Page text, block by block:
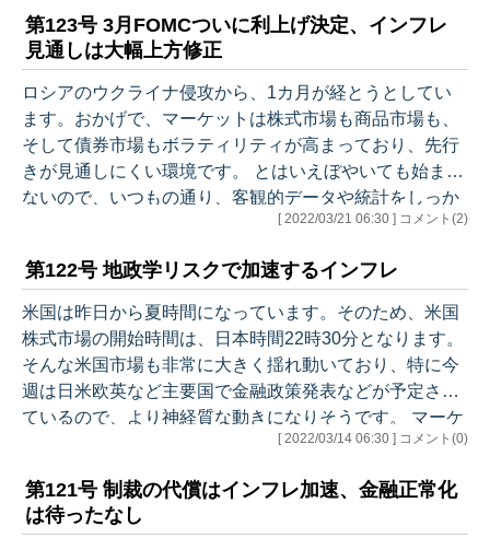
第123号 3月FOMCついに利上げ決定、インフレ
見通しは大幅上方修正
ロシアのウクライナ侵攻から、1カ月が経とうとしてい
ます。おかげで、マーケットは株式市場も商品市場も、
そして債券市場もボラティリティが高まっており、先行
きが見通しにくい環境です。 とはいえぼやいても始まら
ないので、いつもの通り、客観的データや統計をしっか
り押さえたうえで、現在の固有の環境を読み解いていき
げています。 それでは、今週のアウトラインです。 ●先
週のマーケット ・予定と違う物価上昇 ●先週の米国経
済統計（結果） ●経済統計分析 １. 連銀サーベイ ２.
生産者物価指数（PPI）2月 ３. 小売売上高 2月 ４. 新
規失業…
[ 2022/03/21 06:30 ] コメント(2)
第122号 地政学リスクで加速するインフレ
米国は昨日から夏時間になっています。そのため、米国
株式市場の開始時間は、日本時間22時30分となります。
そんな米国市場も非常に大きく揺れ動いており、特に今
週は日米欧英など主要国で金融政策発表などが予定され
ているので、より神経質な動きになりそうです。 マーケ
ットのリスク要因になっているインフレや資源高、さら
についても検証していますので、是非ご覧ください。 そ
れでは、今週のアウトラインです。 ●先週のマーケット
[ 2022/03/14 06:30 ] コメント(0)
第121号 制裁の代償はインフレ加速、金融正常化
は待ったなし